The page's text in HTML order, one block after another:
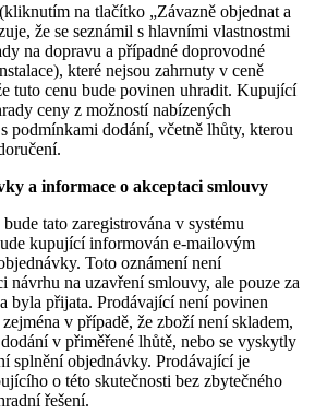
na tlačítko „Závazně objednat a
že se seznámil s hlavními vlastnostmi
na dopravu a případné doprovodné
které nejsou zahrnuty v ceně
tuto cenu bude povinen uhradit. Kupující
ceny z možností nabízených
podmínkami dodání, včetně lhůty, kterou
a informace o akceptaci smlouvy
tato zaregistrována v systému
kupující informován e-mailovým
Toto oznámení není
návrhu na uzavření smlouvy, ale pouze za
byla přijata. Prodávající není povinen
v případě, že zboží není skladem,
v přiměřené lhůtě, nebo se vyskytly
splnění objednávky. Prodávající je
o této skutečnosti bez zbytečného
řešení.